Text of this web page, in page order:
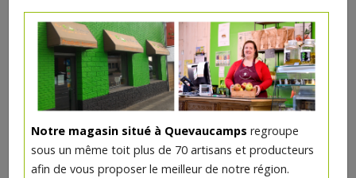
Notre magasin situé à Quevaucamps regroupe
sous un même toit plus de 70 artisans et producteurs
afin de vous proposer le meilleur de notre région.